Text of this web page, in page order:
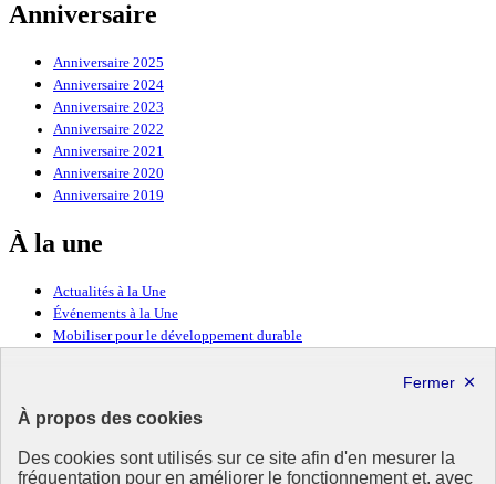
À propos des cookies
Des cookies sont utilisés sur ce site afin d'en mesurer la
fréquentation pour en améliorer le fonctionnement et, avec
Anniversaire
Anniversaire 2025
Anniversaire 2024
Anniversaire 2023
Anniversaire 2022
Anniversaire 2021
Anniversaire 2020
Anniversaire 2019
À la une
Actualités à la Une
Événements à la Une
Mobiliser pour le développement durable
Ressources
Ressources